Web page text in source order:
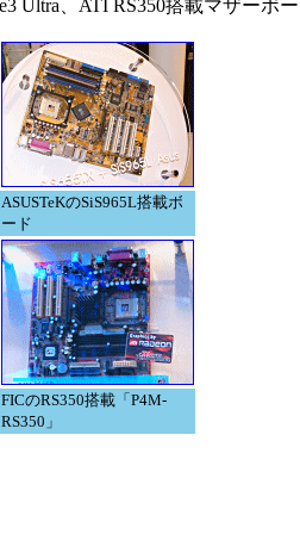
Ultra、ATI RS350搭載マザーボ
ASUSTeKのSiS965L搭載ボ
ード
FICのRS350搭載「P4M-
RS350」